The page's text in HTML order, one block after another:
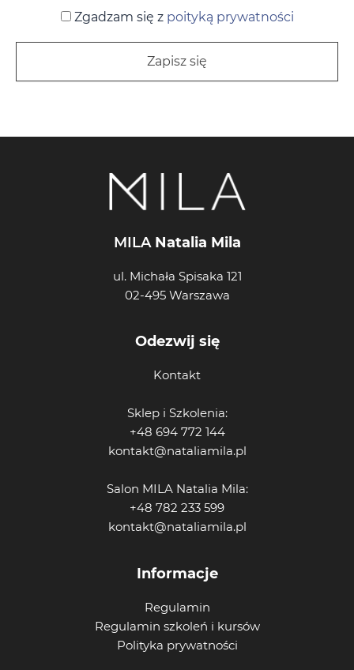
Zgadzam się z poityką prywatności
MILANatalia Mila
ul. Michała Spisaka 121
02-495 Warszawa
Odezwij się
Kontakt
Sklep i Szkolenia:
+48 694 772 144
kontakt@nataliamila.pl
Salon MILA Natalia Mila:
+48 782 233 599
kontakt@nataliamila.pl
Informacje
Regulamin
Regulamin szkoleń i kursów
Polityka prywatności